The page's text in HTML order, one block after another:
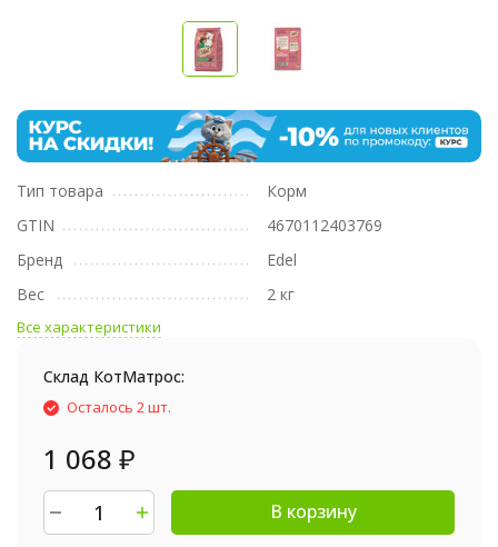
Тип товара
Корм
GTIN
4670112403769
Бренд
Edel
Вес
2 кг
Все характеристики
Склад КотМатрос:
Осталось 2 шт.
1 068 ₽
В корзину